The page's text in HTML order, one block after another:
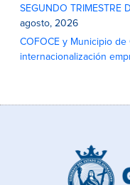
SEGUNDO TRIMESTRE
agosto, 2026
COFOCE y Municipio
internacionalización